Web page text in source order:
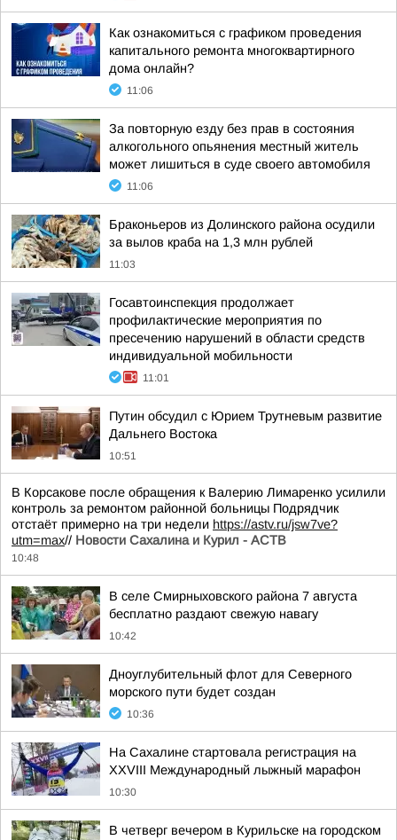
Как ознакомиться с графиком проведения
капитального ремонта многоквартирного
дома онлайн?
11:06
За повторную езду без прав в состояния
алкогольного опьянения местный житель
может лишиться в суде своего автомобиля
11:06
Браконьеров из Долинского района осудили
за вылов краба на 1,3 млн рублей
11:03
Госавтоинспекция продолжает
профилактические мероприятия по
пресечению нарушений в области средств
индивидуальной мобильности
11:01
Путин обсудил с Юрием Трутневым развитие
Дальнего Востока
10:51
В Корсакове после обращения к Валерию Лимаренко усилили
контроль за ремонтом районной больницы Подрядчик
отстаёт примерно на три недели https://astv.ru/jsw7ve?
utm=max// Новости Сахалина и Курил - АСТВ
10:48
В селе Смирныховского района 7 августа
бесплатно раздают свежую навагу
10:42
Дноуглубительный флот для Северного
морского пути будет создан
10:36
На Сахалине стартовала регистрация на
XXVIII Международный лыжный марафон
10:30
В четверг вечером в Курильске на городском